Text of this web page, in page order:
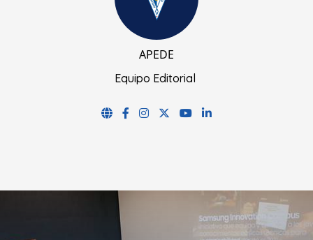
APEDE
Equipo Editorial